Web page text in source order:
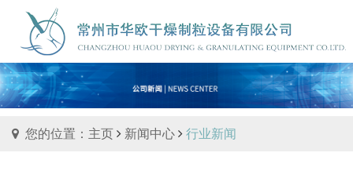
您的位置：主页 新闻中心 行业新闻